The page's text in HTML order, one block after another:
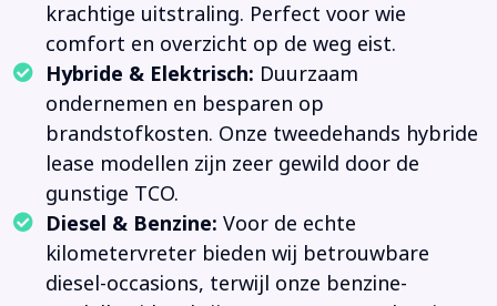
krachtige uitstraling. Perfect voor wie
comfort en overzicht op de weg eist.
Hybride & Elektrisch: Duurzaam
ondernemen en besparen op
brandstofkosten. Onze tweedehands hybride
lease modellen zijn zeer gewild door de
gunstige TCO.
Diesel & Benzine: Voor de echte
kilometervreter bieden wij betrouwbare
diesel-occasions, terwijl onze benzine-